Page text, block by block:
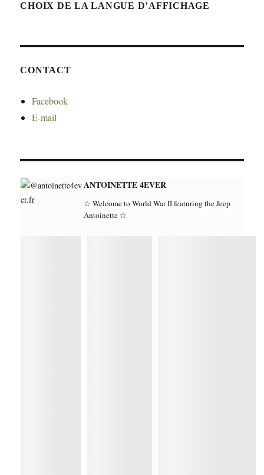
CHOIX DE LA LANGUE D’AFFICHAGE
CONTACT
Facebook
E-mail
ANTOINETTE 4EVER
☆ Welcome to World War II featuring the Jeep
Antoinette ☆